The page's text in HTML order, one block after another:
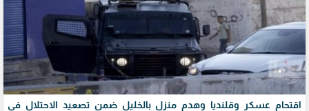
اقتحام عسكر وقلنديا وهدم منزل بالخليل ضمن تصعيد الاحتلال في